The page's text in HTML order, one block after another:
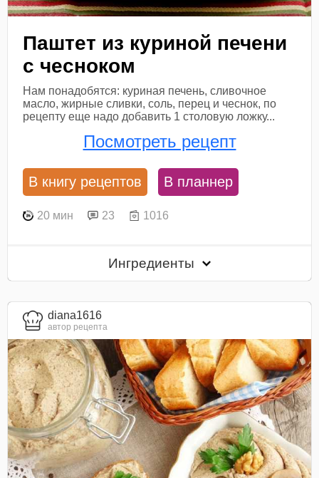
Паштет из куриной печени
с чесноком
Нам понадобятся: куриная печень, сливочное
масло, жирные сливки, соль, перец и чеснок, по
рецепту еще надо добавить 1 столовую ложку...
Посмотреть рецепт
В книгу рецептов В планнер
20 мин 23 1016
Ингредиенты
diana1616
автор рецепта